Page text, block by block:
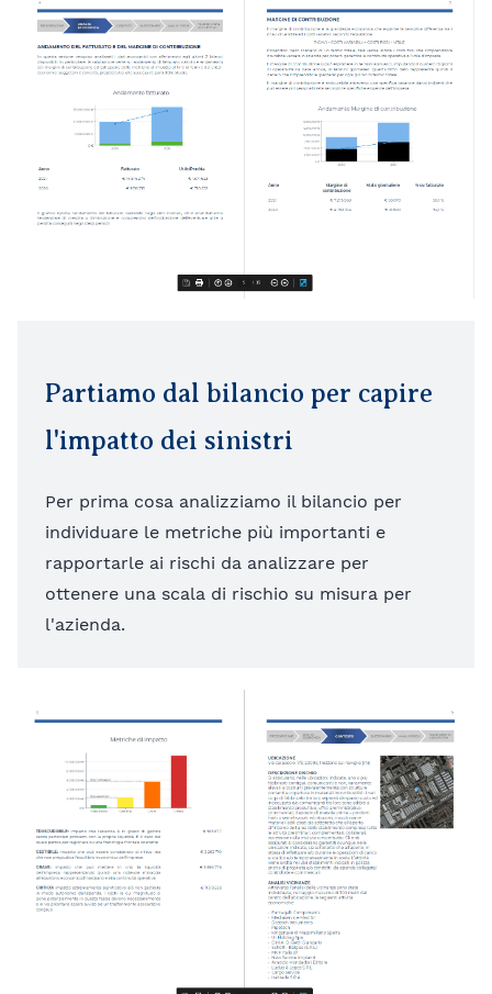
Partiamo dal bilancio per capire
l'impatto dei sinistri
Per prima cosa analizziamo il bilancio per
individuare le metriche più importanti e
rapportarle ai rischi da analizzare per
ottenere una scala di rischio su misura per
l'azienda.